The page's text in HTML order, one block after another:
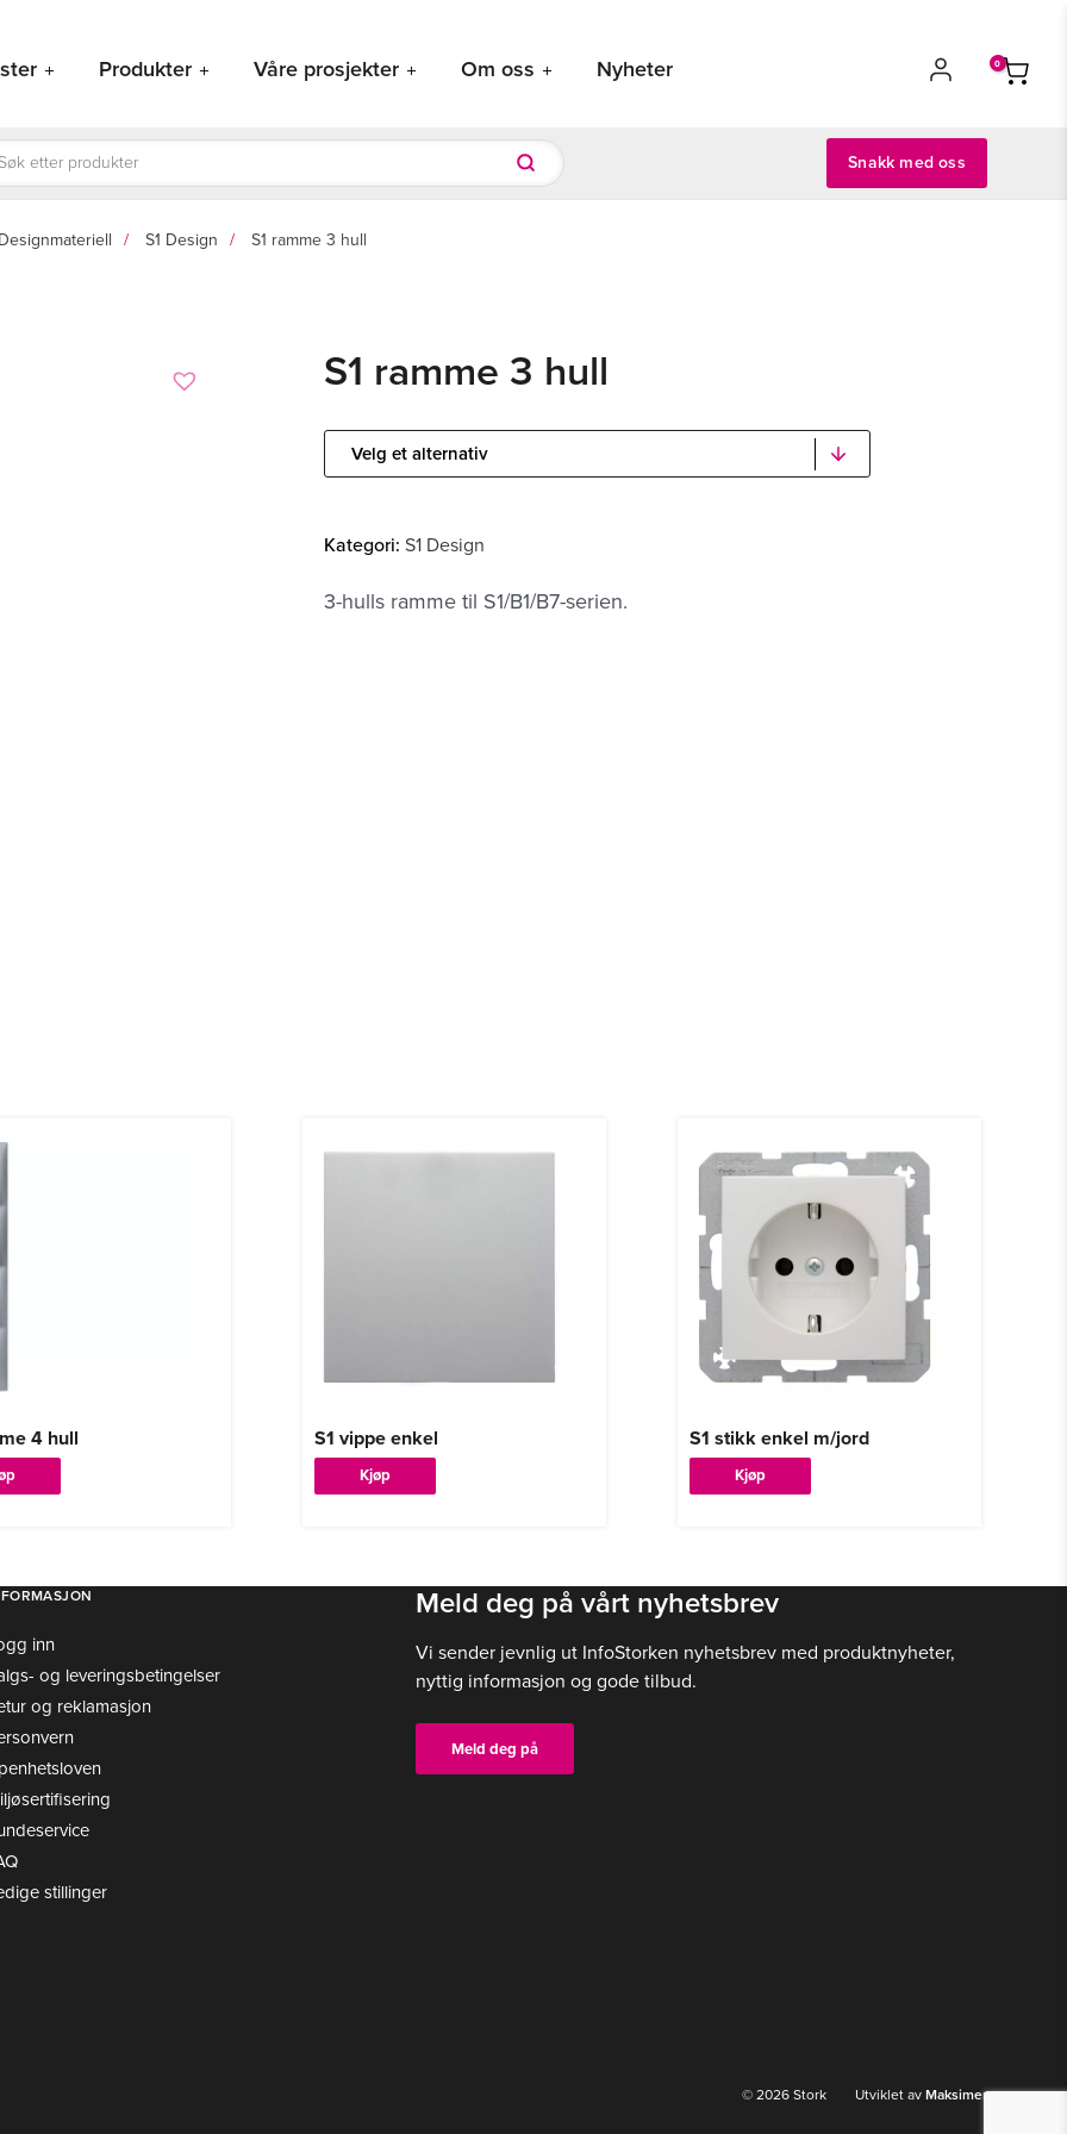
Produkter Våre prosjekter Om oss Nyheter
Snakk med oss
Designmateriell S1 Design S1 ramme 3 hull
S1 ramme 3 hull
Kategori:S1 Design
3-hulls ramme til S1/B1/B7-serien.
4 hull S1 vippe enkel
Kjøp
Dette
produktet
varianter.
S1 stikk enkel m/jord
Kjøp
Dette
produktet
varianter.
kan
velges
inn
og leveringsbetingelser
og reklamasjon
stillinger
Meld deg på vårt nyhetsbrev
Vi sender jevnlig ut InfoStorken nyhetsbrev med produktnyheter,
nyttig informasjon og gode tilbud.
Meld deg på
© 2026 Stork Utviklet avMaksimer